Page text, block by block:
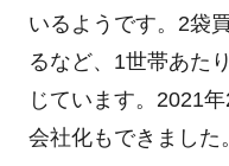
いるようです。2袋
るなど、1世帯あた
じています。2021
会社化もできました。